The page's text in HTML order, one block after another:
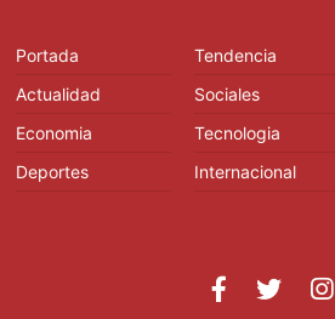
Portada
Actualidad
Economia
Deportes
Tendencia
Sociales
Tecnologia
Internacional